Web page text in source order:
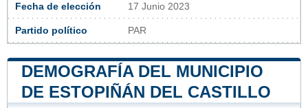
Fecha de elección 17 Junio 2023
Partido político PAR
DEMOGRAFÍA DEL MUNICIPIO
DE ESTOPIÑÁN DEL CASTILLO